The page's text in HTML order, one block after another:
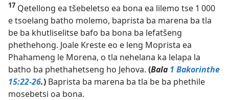
17 Qetellong ea tšebeletso ea bona ea lilemo tse 1 000
e tsoelang batho molemo, baprista ba marena ba tla
be ba khutliselitse bafo ba bona ba lefatšeng
phethehong. Joale Kreste eo e leng Moprista ea
Phahameng le Morena, o tla nehelana ka lelapa la
batho ba phethahetseng ho Jehova. (Bala 1 Bakorinthe
15:22-26.) Baprista ba marena ba tla be ba phethile
mosebetsi oa bona.